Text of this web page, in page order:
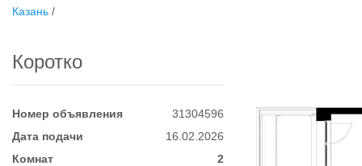
Казань /
Коротко
Номер объявления
31304596
Дата подачи
16.02.2026
Комнат
2